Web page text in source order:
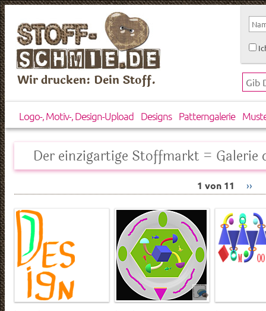
Wir drucken: Dein Stoff.
Logo-, Motiv-, Design-Upload Designs Patterngalerie
Der einzigartige Stoffmarkt = Galerie
1 von 11 ››